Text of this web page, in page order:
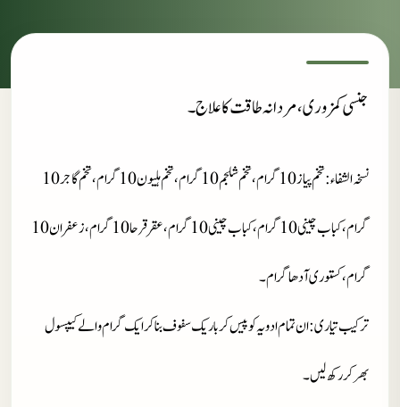
جنسی کمزوری، مردانہ طاقت کا علاج۔
نسخہ الشفاء
: تخم پیاز 10 گرام، تخم شلجم 10 گرام، تخم ہلیون 10 گرام، تخم گاجر 10
گرام، کباب چینی 10 گرام ،کباب چینی 10 گرام، عقرقرحا 10 گرام، زعفران 10
گرام، کستوری آدھا گرام۔
ترکیب تیاری: ان تمام ادویہ کو پیس کر باریک سفوف بنا کر ایک گرام والے کیپسول
بھر کر رکھ لیں۔